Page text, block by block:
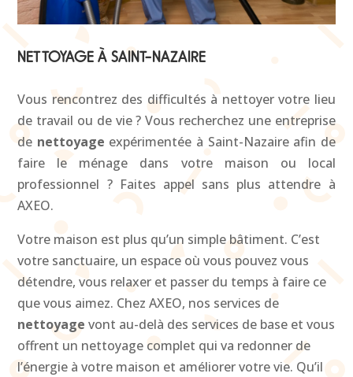
NETTOYAGE À SAINT-NAZAIRE
Vous rencontrez des difficultés à nettoyer votre lieu
de travail ou de vie ? Vous recherchez une entreprise
de nettoyage expérimentée à Saint-Nazaire afin de
faire le ménage dans votre maison ou local
professionnel ? Faites appel sans plus attendre à
AXEO.
Votre maison est plus qu’un simple bâtiment. C’est
votre sanctuaire, un espace où vous pouvez vous
détendre, vous relaxer et passer du temps à faire ce
que vous aimez. Chez AXEO, nos services de
nettoyage vont au-delà des services de base et vous
offrent un nettoyage complet qui va redonner de
l’énergie à votre maison et améliorer votre vie. Qu’il